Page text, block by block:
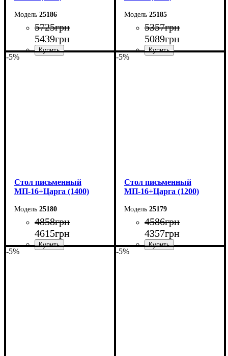
25186
5725грн
5439грн
25185
5357грн
5089грн
-5%
Cтол письменный
МП-16+Царга (1400)
25180
4858грн
4615грн
-5%
Cтол письменный
МП-16+Царга (1200)
25179
4586грн
4357грн
-5% -5%